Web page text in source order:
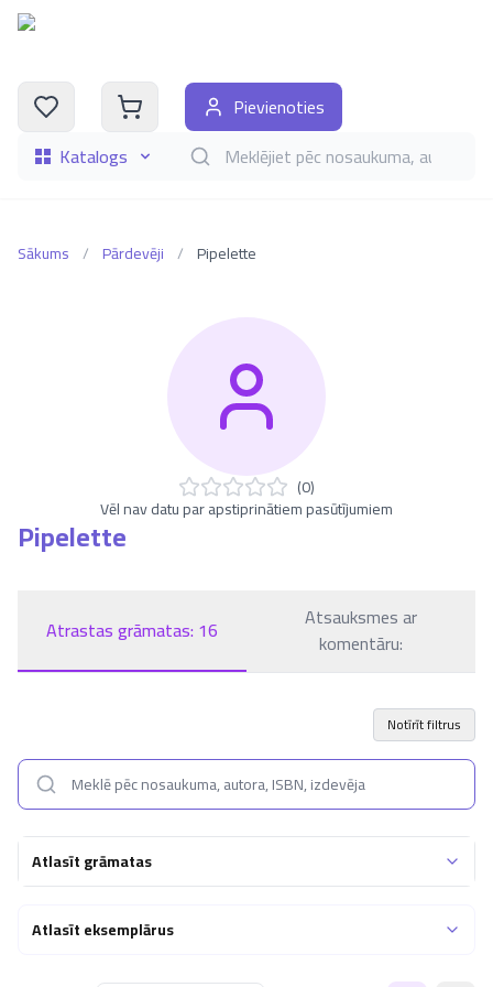
Katalogs Meklēt grāmatas pēc nosaukuma, autora,
Pievienoties
Sākums / Pārdevēji / Pipelette
(0)
Vēl nav datu par apstiprinātiem pasūtījumiem
Pipelette
Atrastas grāmatas: 16
Atsauksmes ar
komentāru:
Notīrīt filtrus
Atlasīt grāmatas
Atlasīt eksemplārus